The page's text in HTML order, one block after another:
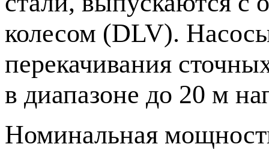
колесом (DLV).
перекачивания
в диапазоне до 20 м
Номинальная